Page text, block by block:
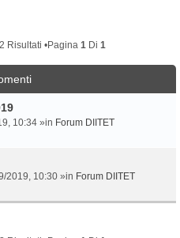
Risultati •Pagina 1 Di 1
10:34 »in Forum DIITET
2019, 10:30 »in Forum DIITET